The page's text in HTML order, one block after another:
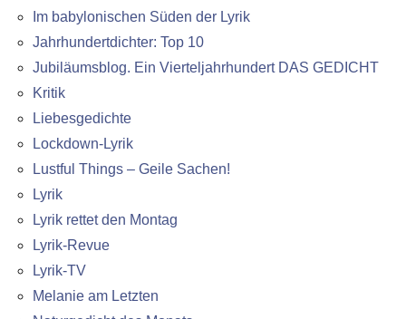
Im babylonischen Süden der Lyrik
Jahrhundertdichter: Top 10
Jubiläumsblog. Ein Vierteljahrhundert DAS GEDICHT
Kritik
Liebesgedichte
Lockdown-Lyrik
Lustful Things – Geile Sachen!
Lyrik
Lyrik rettet den Montag
Lyrik-Revue
Lyrik-TV
Melanie am Letzten